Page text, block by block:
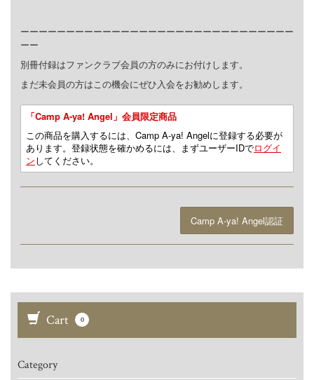
ーーーーーーーーーーーーーーーーーーーーーーーーーーーーーー
ーー
別冊付録はファンクラブ会員の方のみにお付けします。
まだ未会員の方はこの機会にぜひ入会をお勧めします。
「Camp A-ya! Angel」会員限定商品
この商品を購入するには、Camp A-ya! Angelに登録する必要が
あります。登録状態を確かめるには、まずユーザーIDでログイ
ンしてください。
Camp A-ya! Angel認証
Cart 0
Category